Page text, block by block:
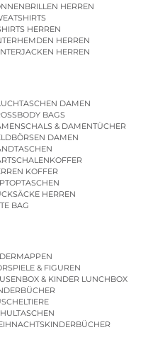
HERREN
HERREN
HERREN
HERREN
DAMEN
BAGS
& DAMENTÜCHER
DAMEN
KOFFER
HERREN
BAG
& FIGUREN
& KINDER LUNCHBOX
KINDERGARTENBEUTEL